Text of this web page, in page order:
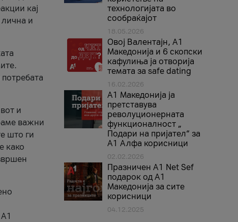
кај
лична и
и
важни
што ги
како
технологијата во
сообраќајот
18.05.2026
Овој Валентајн, A1
Македонија и 6 скопски
кафулиња ја отворија
темата за safe dating
16.02.2026
А1 Македонија ја
претставува
револуционерната
функционалност „
Подари на пријател“ за
А1 Алфа корисници
02.02.2026
Празничен A1 Net Sеf
подарок од А1
Македонија за сите
корисници
04.12.2025